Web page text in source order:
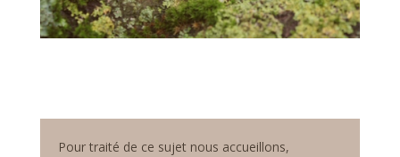
Pour traité de ce sujet nous accueillons,